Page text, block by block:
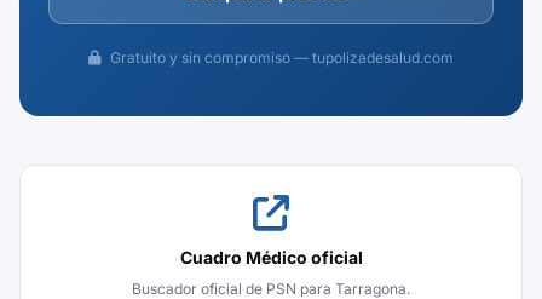
Gratuito y sin compromiso — tupolizadesalud.com
Cuadro Médico oficial
Buscador oficial de PSN para Tarragona.